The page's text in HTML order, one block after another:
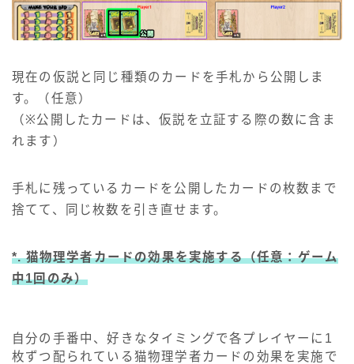
現在の仮説と同じ種類のカードを手札から公開しま
す。（任意）
（※公開したカードは、仮説を立証する際の数に含ま
れます）
手札に残っているカードを公開したカードの枚数まで
捨てて、同じ枚数を引き直せます。
*. 猫物理学者カードの効果を実施する（任意：ゲーム
中1回のみ）
自分の手番中、好きなタイミングで各プレイヤーに1
枚ずつ配られている猫物理学者カードの効果を実施で